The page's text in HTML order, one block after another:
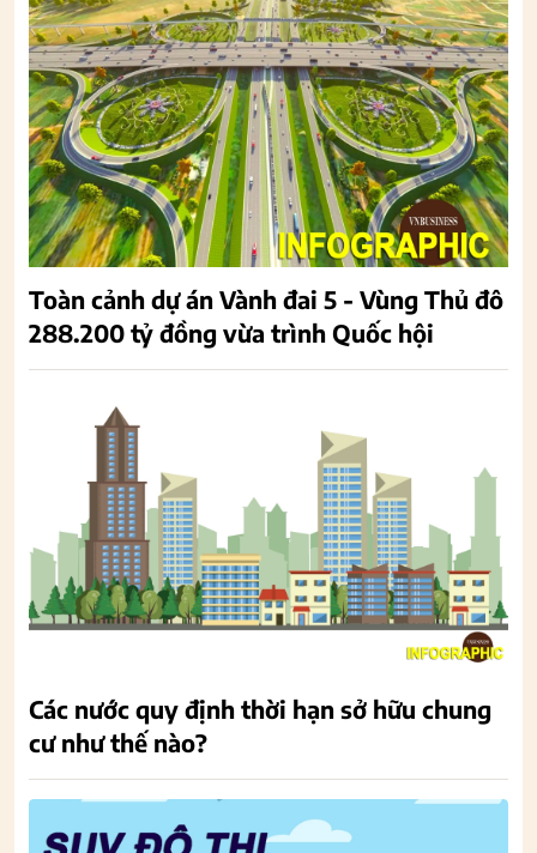
Toàn cảnh dự án Vành đai 5 - Vùng Thủ đô
288.200 tỷ đồng vừa trình Quốc hội
Các nước quy định thời hạn sở hữu chung
cư như thế nào?